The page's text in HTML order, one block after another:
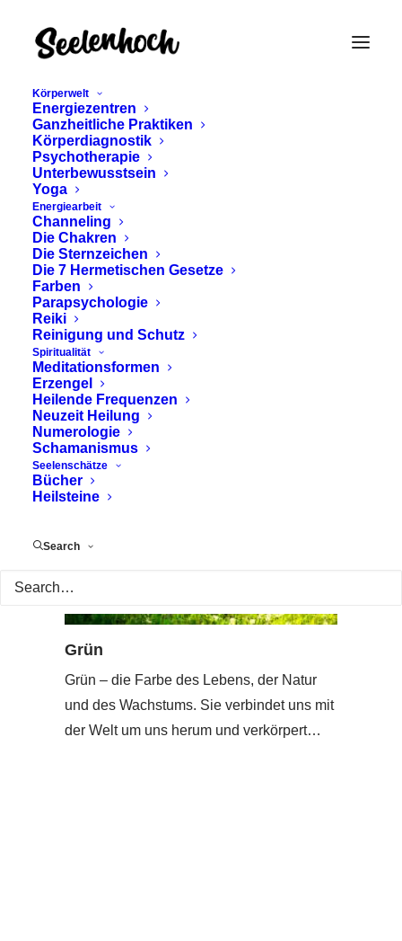
Körperwelt
Energiezentren
Ganzheitliche Praktiken
Körperdiagnostik
Psychotherapie
Unterbewusstsein
Yoga
Energiearbeit
Channeling
Die Chakren
Die Sternzeichen
Die 7 Hermetischen Gesetze
Farben
Parapsychologie
Reiki
Reinigung und Schutz
Spiritualität
Meditationsformen
Erzengel
Heilende Frequenzen
Neuzeit Heilung
Numerologie
Schamanismus
Seelenschätze
Bücher
Heilsteine
Search
grüne Eigenschaften
Grün
Grün – die Farbe des Lebens, der Natur
und des Wachstums. Sie verbindet uns mit
der Welt um uns herum und verkörpert…